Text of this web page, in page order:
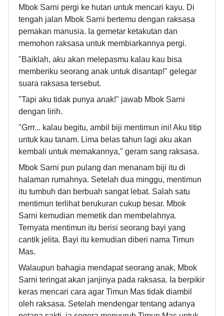
Mbok Sarni pergi ke hutan untuk mencari kayu. Di
tengah jalan Mbok Sarni bertemu dengan raksasa
pemakan manusia. Ia gemetar ketakutan dan
memohon raksasa untuk membiarkannya pergi.
"Baiklah, aku akan melepasmu kalau kau bisa
memberiku seorang anak untuk disantap!" gelegar
suara raksasa tersebut.
"Tapi aku tidak punya anak!" jawab Mbok Sarni
dengan lirih.
"Grrr... kalau begitu, ambil biji mentimun ini! Aku titip
untuk kau tanam. Lima belas tahun lagi aku akan
kembali untuk memakannya," geram sang raksasa.
Mbok Sarni pun pulang dan menanam biji itu di
halaman rumahnya. Setelah dua minggu, mentimun
itu tumbuh dan berbuah sangat lebat. Salah satu
mentimun terlihat berukuran cukup besar. Mbok
Sarni kemudian memetik dan membelahnya.
Ternyata mentimun itu berisi seorang bayi yang
cantik jelita. Bayi itu kemudian diberi nama Timun
Mas.
Walaupun bahagia mendapat seorang anak, Mbok
Sarni teringat akan janjinya pada raksasa. Ia berpikir
keras mencari cara agar Timun Mas tidak diambil
oleh raksasa. Setelah mendengar tentang adanya